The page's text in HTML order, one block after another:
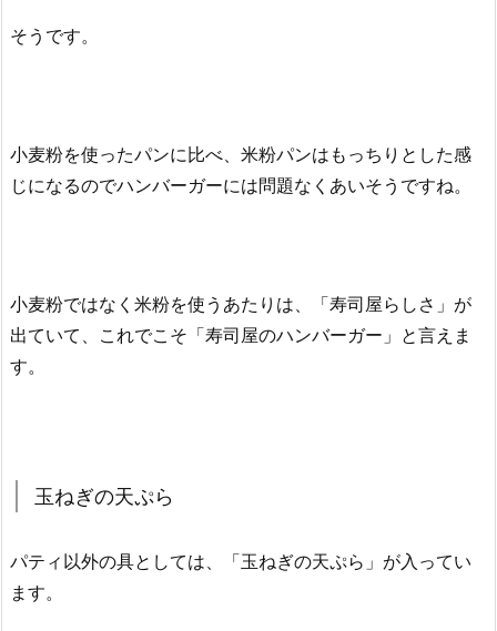
そうです。
小麦粉を使ったパンに比べ、米粉パンはもっちりとした感
じになるのでハンバーガーには問題なくあいそうですね。
小麦粉ではなく米粉を使うあたりは、「寿司屋らしさ」が
出ていて、これでこそ「寿司屋のハンバーガー」と言えま
す。
玉ねぎの天ぷら
パティ以外の具としては、「玉ねぎの天ぷら」が入ってい
ます。